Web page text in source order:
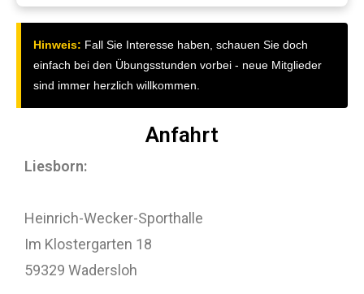
Hinweis: Fall Sie Interesse haben, schauen Sie doch
einfach bei den Übungsstunden vorbei - neue Mitglieder
sind immer herzlich willkommen.
Anfahrt
Liesborn:
Heinrich-Wecker-Sporthalle
Im Klostergarten 18
59329 Wadersloh